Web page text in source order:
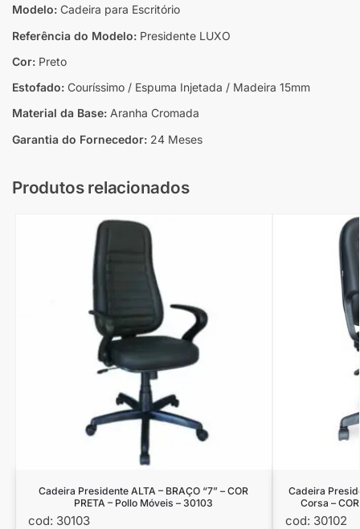
Modelo: Cadeira para Escritório
Referência do Modelo: Presidente LUXO
Cor: Preto
Estofado: Couríssimo / Espuma Injetada / Madeira 15mm
Material da Base: Aranha Cromada
Garantia do Fornecedor: 24 Meses
Produtos relacionados
Cadeira Presidente ALTA – BRAÇO “7” – COR
PRETA – Pollo Móveis – 30103
cod: 30103
Cadeira
Corsa –
cod: 30102